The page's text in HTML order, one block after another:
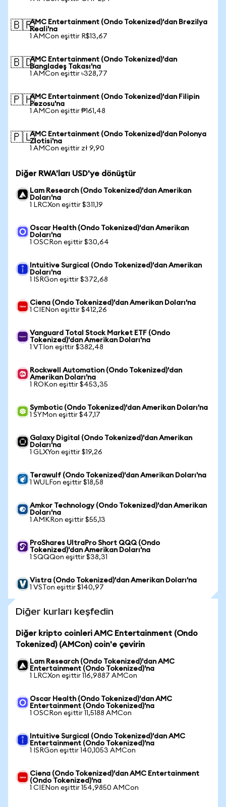
🇧🇷AMC Entertainment (Ondo Tokenized)'dan Brezilya
Reali'na
1 AMCon eşittir R$13,67
🇧🇩AMC Entertainment (Ondo Tokenized)'dan
Bangladeş Takası'na
1 AMCon eşittir ৳328,77
🇵🇭AMC Entertainment (Ondo Tokenized)'dan Filipin
Pezosu'na
1 AMCon eşittir ₱161,48
🇵🇱AMC Entertainment (Ondo Tokenized)'dan Polonya
Zlotisi'na
1 AMCon eşittir zł 9,90
Diğer RWA'ları USD'ye dönüştür
Lam Research (Ondo Tokenized)'dan Amerikan
Doları'na
1 LRCXon eşittir $311,19
Oscar Health (Ondo Tokenized)'dan Amerikan
Doları'na
1 OSCRon eşittir $30,64
Intuitive Surgical (Ondo Tokenized)'dan Amerikan
Doları'na
1 ISRGon eşittir $372,68
Ciena (Ondo Tokenized)'dan Amerikan Doları'na
1 CIENon eşittir $412,26
Vanguard Total Stock Market ETF (Ondo
Tokenized)'dan Amerikan Doları'na
1 VTIon eşittir $382,48
Rockwell Automation (Ondo Tokenized)'dan
Amerikan Doları'na
1 ROKon eşittir $453,35
Symbotic (Ondo Tokenized)'dan Amerikan Doları'na
1 SYMon eşittir $47,17
Galaxy Digital (Ondo Tokenized)'dan Amerikan
Doları'na
1 GLXYon eşittir $19,26
Terawulf (Ondo Tokenized)'dan Amerikan Doları'na
1 WULFon eşittir $18,58
Amkor Technology (Ondo Tokenized)'dan Amerikan
Doları'na
1 AMKRon eşittir $55,13
ProShares UltraPro Short QQQ (Ondo
Tokenized)'dan Amerikan Doları'na
1 SQQQon eşittir $38,31
Vistra (Ondo Tokenized)'dan Amerikan Doları'na
1 VSTon eşittir $140,97
Diğer kurları keşfedin
Diğer kripto coinleri AMC Entertainment (Ondo
Tokenized) (AMCon) coin'e çevirin
Lam Research (Ondo Tokenized)'dan AMC
Entertainment (Ondo Tokenized)'na
1 LRCXon eşittir 116,9887 AMCon
Oscar Health (Ondo Tokenized)'dan AMC
Entertainment (Ondo Tokenized)'na
1 OSCRon eşittir 11,5188 AMCon
Intuitive Surgical (Ondo Tokenized)'dan AMC
Entertainment (Ondo Tokenized)'na
1 ISRGon eşittir 140,1053 AMCon
Ciena (Ondo Tokenized)'dan AMC Entertainment
(Ondo Tokenized)'na
1 CIENon eşittir 154,9850 AMCon